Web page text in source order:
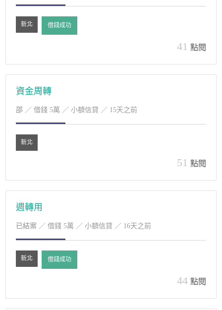
新北 借錢成功
41 點閱
資金周轉
邵 ／ 借錢 5萬 ／ 小額信貸 ／ 15天之前
新北
51 點閱
週轉用
已結案 ／ 借錢 5萬 ／ 小額信貸 ／ 16天之前
新北 借錢成功
44 點閱